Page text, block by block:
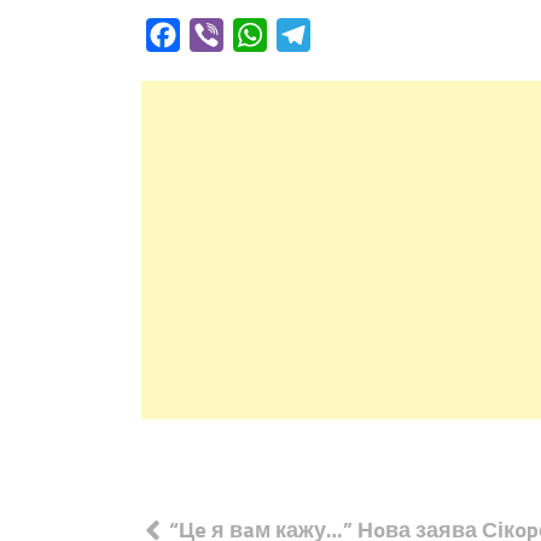
Facebook
Viber WhatsApp
Навігація
“Цe я вaм кажу…” Нoва заява